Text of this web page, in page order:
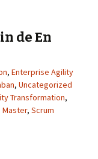
de En
, Enterprise Agility
, Uncategorized
Transformation,
Master, Scrum